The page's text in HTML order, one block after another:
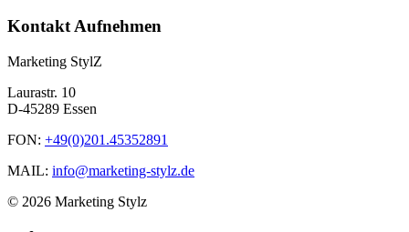
Kontakt Aufnehmen
Marketing StylZ
Laurastr. 10
D-45289 Essen
FON: +49(0)201.45352891
MAIL: info@marketing-stylz.de
© 2026 Marketing Stylz